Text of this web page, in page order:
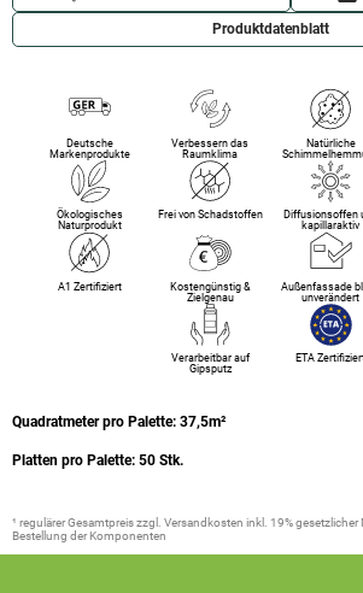
Quadratmeter pro Palette: 37,5m²
Platten pro Palette: 50 Stk.
¹ regulärer Gesamtpreis zzgl. Versandkosten inkl. 19%
Bestellung der Komponenten
Deutsche
Markenprodukte
Verbessern das
Raumklima
Natürliche
Ökologisches
Naturprodukt
Frei von Schadstoffen
Diffusionsoffen
kapillaraktiv
A1 Zertifiziert
Kostengünstig &
Zielgenau
Außenfassade
unverändert
Verarbeitbar auf
Gipsputz
ETA
Produktdatenblatt